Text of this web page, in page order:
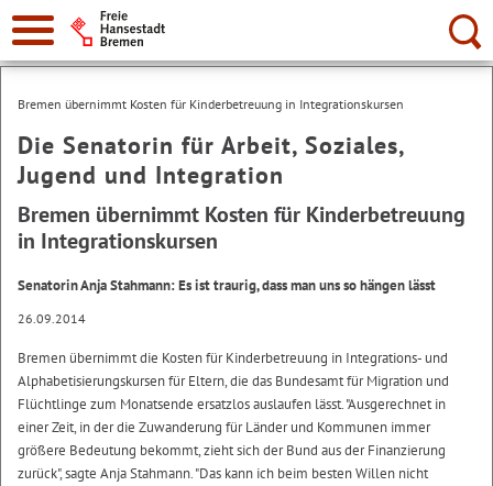
Suche:
Bremen übernimmt Kosten für Kinderbetreuung in Integrationskursen
Die Senatorin für Arbeit, Soziales,
Jugend und Integration
Bremen übernimmt Kosten für Kinderbetreuung
in Integrationskursen
Senatorin Anja Stahmann: Es ist traurig, dass man uns so hängen lässt
26.09.2014
Bremen übernimmt die Kosten für Kinderbetreuung in Integrations- und
Alphabetisierungskursen für Eltern, die das Bundesamt für Migration und
Flüchtlinge zum Monatsende ersatzlos auslaufen lässt. "Ausgerechnet in
einer Zeit, in der die Zuwanderung für Länder und Kommunen immer
größere Bedeutung bekommt, zieht sich der Bund aus der Finanzierung
zurück", sagte Anja Stahmann. "Das kann ich beim besten Willen nicht